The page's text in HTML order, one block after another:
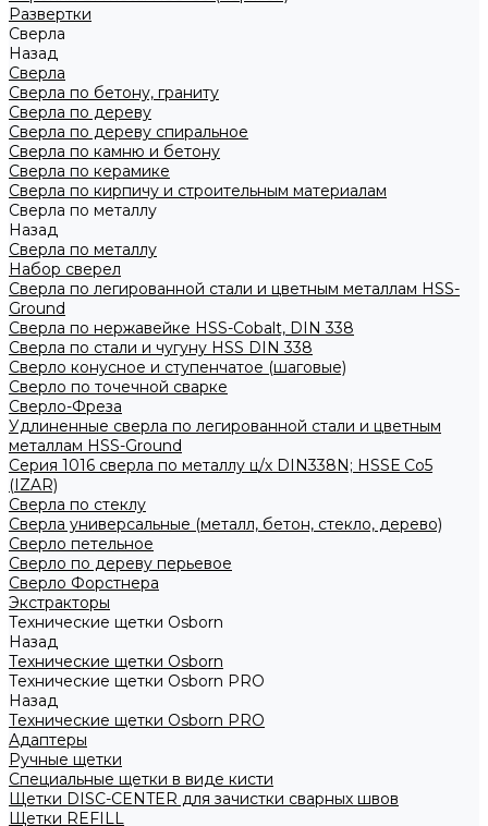
Развертки
Сверла
Назад
Сверла
Сверла по бетону, граниту
Сверла по дереву
Сверла по дереву спиральное
Сверла по камню и бетону
Сверла по керамике
Сверла по кирпичу и строительным материалам
Сверла по металлу
Назад
Сверла по металлу
Набор сверел
Сверла по легированной стали и цветным металлам HSS-
Ground
Сверла по нержавейке HSS-Cobalt, DIN 338
Сверла по стали и чугуну HSS DIN 338
Сверло конусное и ступенчатое (шаговые)
Сверло по точечной сварке
Сверло-Фреза
Удлиненные сверла по легированной стали и цветным
металлам HSS-Ground
Серия 1016 сверла по металлу ц/х DIN338N; HSSЕ Со5
(IZAR)
Сверла по стеклу
Сверла универсальные (металл, бетон, стекло, дерево)
Сверло петельное
Сверло по дереву перьевое
Сверло Форстнера
Экстракторы
Технические щетки Osborn
Назад
Технические щетки Osborn
Технические щетки Osborn PRO
Назад
Технические щетки Osborn PRO
Адаптеры
Ручные щетки
Специальные щетки в виде кисти
Щетки DISC-CENTER для зачистки сварных швов
Щетки REFILL